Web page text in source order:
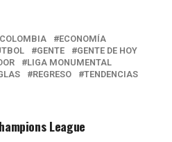
ECONOMÍA
GENTE
GENTE DE HOY
LIGA MONUMENTAL
REGRESO
TENDENCIAS
League